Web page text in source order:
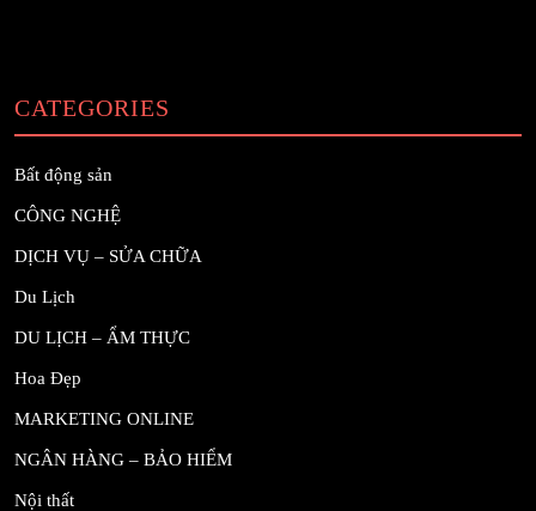
CATEGORIES
Bất động sản
CÔNG NGHỆ
DỊCH VỤ – SỬA CHỮA
Du Lịch
DU LỊCH – ẨM THỰC
Hoa Đẹp
MARKETING ONLINE
NGÂN HÀNG – BẢO HIỂM
Nội thất